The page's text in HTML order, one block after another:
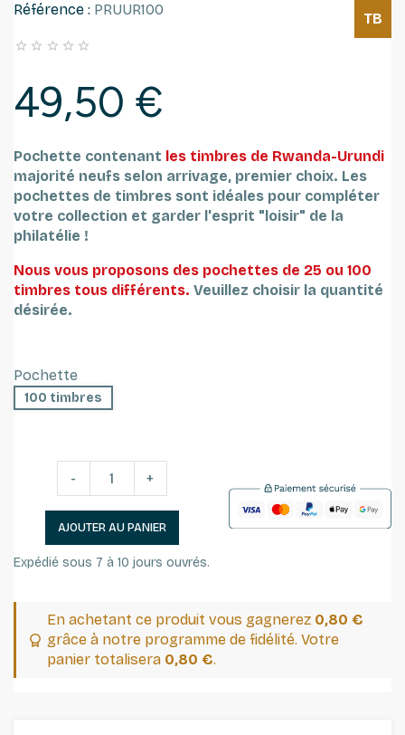
Référence : PRUUR100
TB
    
49,50 €
Pochette contenant les timbres de Rwanda-Urundi
majorité neufs selon arrivage, premier choix. Les
pochettes de timbres sont idéales pour compléter
votre collection et garder l'esprit "loisir" de la
philatélie !
Nous vous proposons des pochettes de 25 ou 100
timbres tous différents. Veuillez choisir la quantité
désirée.
Pochette
100 timbres
- +
AJOUTER AU PANIER
Expédié sous 7 à 10 jours ouvrés.
En achetant ce produit vous gagnerez 0,80 €
grâce à notre programme de fidélité. Votre
panier totalisera 0,80 €.